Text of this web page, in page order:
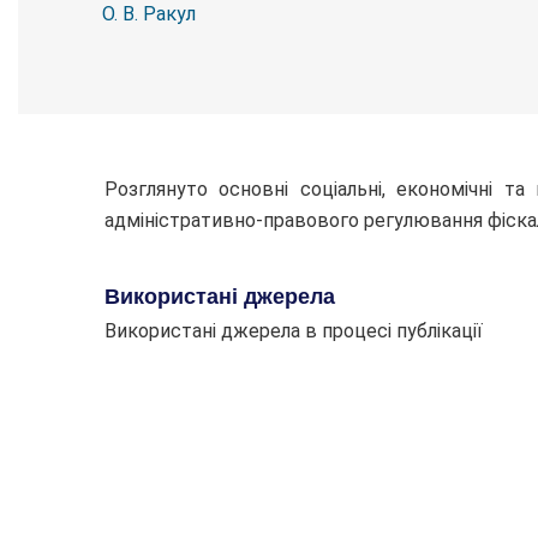
О. В. Ракул
Розглянуто основні соціальні, економічні
адміністративно-правового регулювання
Використані джерела
Використані джерела в процесі публікації